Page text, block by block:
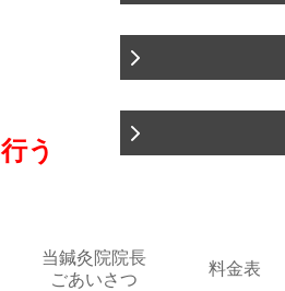
行う
当鍼灸院院長
ごあいさつ
料金表